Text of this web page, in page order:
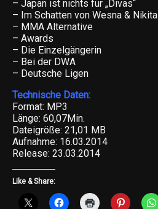
– Japan ist nichts für „Divas“
– Im Schatten von Wesna & Nikita
– MMA Alternative
– Awards
– Die Einzelgängerin
– Bei der DWA
– Deutsche Ligen
Technische Daten:
Format: MP3
Länge: 60,07Min.
Dateigröße: 21,01 MB
Aufnahme: 16.03.2014
Release: 23.03.2014
Like & Share: